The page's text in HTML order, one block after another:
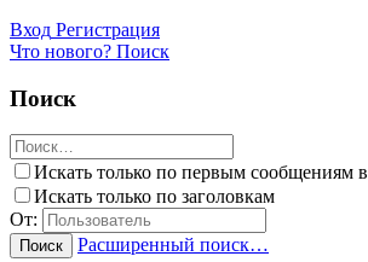
Вход Регистрация
Что нового? Поиск
Поиск
Искать только по первым сообщениям
Искать только по заголовкам
От:
Поиск Расширенный поиск…